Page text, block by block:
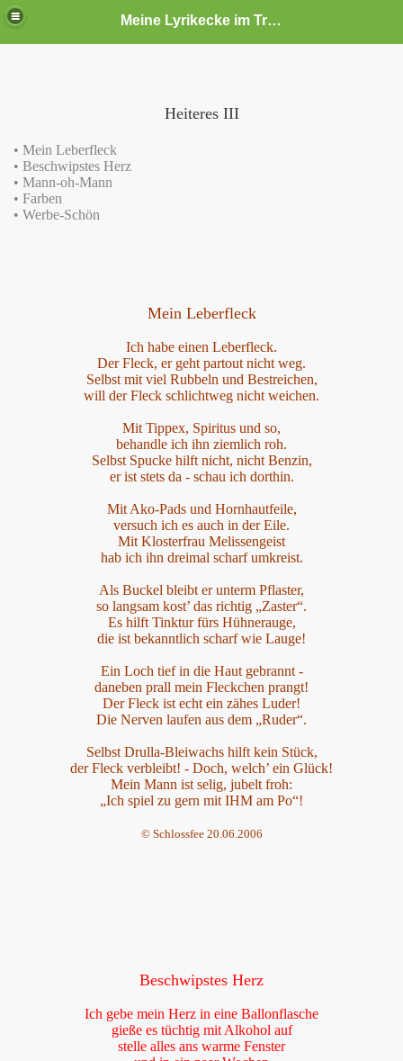
Meine Lyrikecke im Traumschloss
Heiteres III
• Mein Leberfleck
• Beschwipstes Herz
• Mann-oh-Mann
• Farben
• Werbe-Schön
Mein Leberfleck
Ich habe einen Leberfleck.
Der Fleck, er geht partout nicht weg.
Selbst mit viel Rubbeln und Bestreichen,
will der Fleck schlichtweg nicht weichen.
Mit Tippex, Spiritus und so,
behandle ich ihn ziemlich roh.
Selbst Spucke hilft nicht, nicht Benzin,
er ist stets da - schau ich dorthin.
Mit Ako-Pads und Hornhautfeile,
versuch ich es auch in der Eile.
Mit Klosterfrau Melissengeist
hab ich ihn dreimal scharf umkreist.
Als Buckel bleibt er unterm Pflaster,
so langsam kost’ das richtig „Zaster“.
Es hilft Tinktur fürs Hühnerauge,
die ist bekanntlich scharf wie Lauge!
Ein Loch tief in die Haut gebrannt -
daneben prall mein Fleckchen prangt!
Der Fleck ist echt ein zähes Luder!
Die Nerven laufen aus dem „Ruder“.
Selbst Drulla-Bleiwachs hilft kein Stück,
der Fleck verbleibt! - Doch, welch’ ein Glück!
Mein Mann ist selig, jubelt froh:
„Ich spiel zu gern mit IHM am Po“!
© Schlossfee 20.06.2006
Beschwipstes Herz
Ich gebe mein Herz in eine Ballonflasche
gieße es tüchtig mit Alkohol auf
stelle alles ans warme Fenster